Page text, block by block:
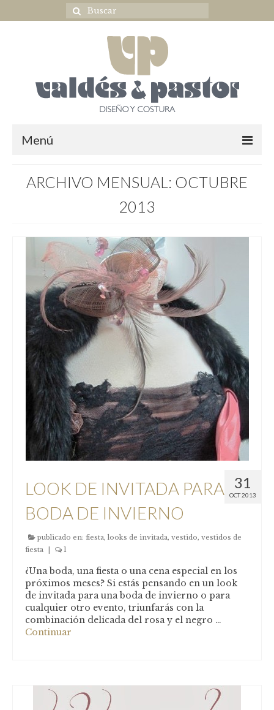
Menú
OUTLET NOVIA
Complementos novia
COMUNIÓN
Niña
Complementos comunión
FESTERAS
NUESTRAS CLIENTAS
Donde estamos
Pide tu cita
Blog
ARCHIVO MENSUAL: OCTUBRE
2013
31
OCT 2013
LOOK DE INVITADA PARA
BODA DE INVIERNO
publicado en: fiesta, looks de invitada, vestido, vestidos de
fiesta
1
¿Una boda, una fiesta o una cena especial en los
próximos meses? Si estás pensando en un look
de invitada para una boda de invierno o para
cualquier otro evento, triunfarás con la
combinación delicada del rosa y el negro …
Continuar